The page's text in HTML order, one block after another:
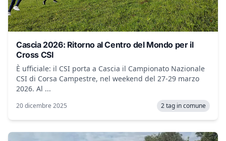
Cascia 2026: Ritorno al Centro del Mondo per il
Cross CSI
È ufficiale: il CSI porta a Cascia il Campionato Nazionale
CSI di Corsa Campestre, nel weekend del 27-29 marzo
2026. Al ...
20 dicembre 2025 2 tag in comune